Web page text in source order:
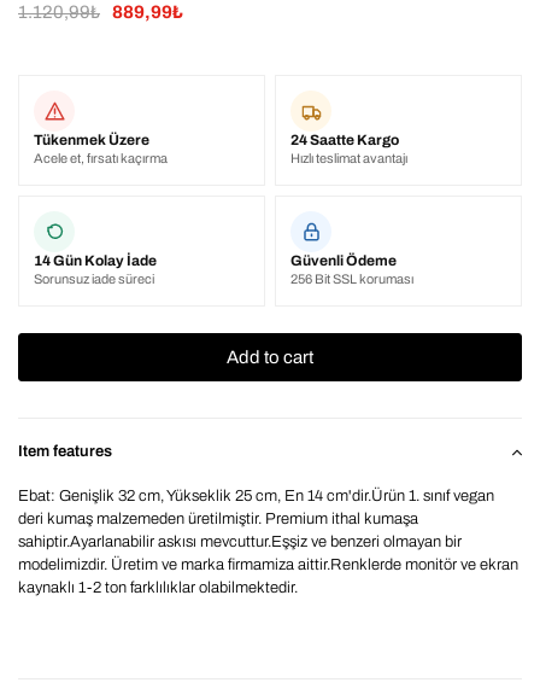
1.120,99₺ 889,99₺
Tükenmek Üzere
Acele et, fırsatı kaçırma
24 Saatte Kargo
Hızlı teslimat avantajı
14 Gün Kolay İade
Sorunsuz iade süreci
Güvenli Ödeme
256 Bit SSL koruması
Item features
Ebat: Genişlik 32 cm, Yükseklik 25 cm, En 14 cm'dir.Ürün 1. sınıf vegan
deri kumaş malzemeden üretilmiştir. Premium ithal kumaşa
sahiptir.Ayarlanabilir askısı mevcuttur.Eşşiz ve benzeri olmayan bir
modelimizdir. Üretim ve marka firmamiza aittir.Renklerde monitör ve ekran
kaynaklı 1-2 ton farklılıklar olabilmektedir.